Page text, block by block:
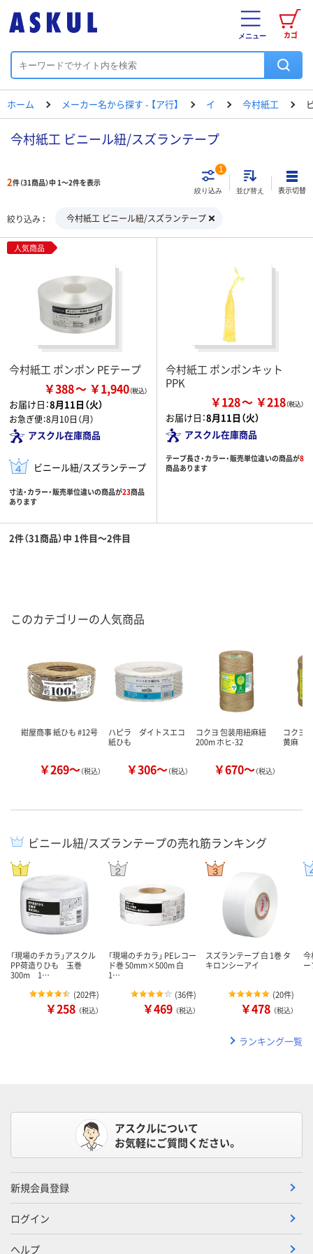
カゴ
メニュー
ホーム メーカー名から探す - 【ア行】 イ 今村紙工
今村紙工 ビニール紐/スズランテープ
2件（31商品）中 1～2件を表示
絞り込み
1
並び替え 表示切替
絞り込み 今村紙工 ビニール紐/スズランテープ
人気商品
今村紙工 ポンポン PEテープ
￥388 ￥1,940
お届け日：8月11日（火）
お急ぎ便：8月10日（月）
アスクル在庫商品
ビニール紐/スズランテープ
寸法・カラー・販売単位違いの商品が23商品
あります
今村紙工 ポンポンキット
PPK
￥128 ￥218
お届け日：8月11日（火）
アスクル在庫商品
テープ長さ・カラー・販売単位違いの商品が8
商品あります
2件（31商品）中 1件目～2件目
このカテゴリーの人気商品
紺屋商事 紙ひも #12号
￥269～（税込）
ハピラ ダイトスエコ
紙ひも
￥306～（税込）
コクヨ 包装用紐麻紐
200m ホヒ-32
￥670～（税込）
コクヨ
黄麻
ビニール紐/スズランテープの売れ筋ランキング
「現場のチカラ」アスクル
PP荷造りひも 玉巻
300m 1…
(202件)
￥258 （税込）
「現場のチカラ」 PEレコー
ド巻 50mm×500m 白
1…
(36件)
￥469 （税込）
スズランテープ 白 1巻 タ
キロンシーアイ
(20件)
￥478 （税込）
今
ー
ランキング一覧
アスクルについて
お気軽にご質問ください。
新規会員登録
ログイン
ヘルプ